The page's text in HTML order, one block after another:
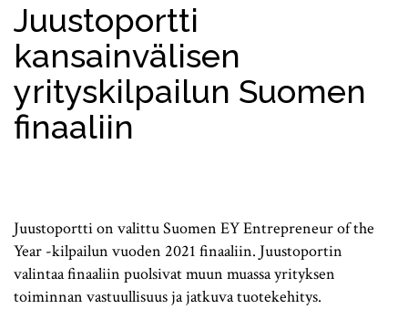
Juustoportti
kansainvälisen
yrityskilpailun Suomen
finaaliin
Juustoportti on valittu Suomen EY Entrepreneur of the
Year -kilpailun vuoden 2021 finaaliin. Juustoportin
valintaa finaaliin puolsivat muun muassa yrityksen
toiminnan vastuullisuus ja jatkuva tuotekehitys.